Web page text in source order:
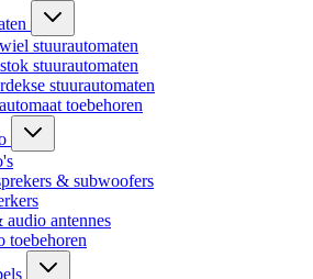
stuurautomaten
stuurautomaten
stuurautomaten
toebehoren
& subwoofers
antennes
toebehoren